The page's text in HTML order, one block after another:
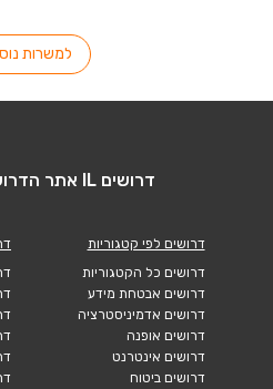
למשרות
דרושים IL אתר הדרושים של ישראל
דרושים לפי קטגוריות
דרושים כל הקטגוריות
דרושים אבטחת מידע
דרושים אדמיניסטרציה
דרושים אופנה
דרושים אינטרנט
דרושים ביטוח